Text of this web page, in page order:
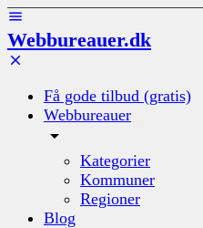
Webbureauer.dk
Få gode tilbud (gratis)
Webbureauer
Kategorier
Kommuner
Regioner
Blog